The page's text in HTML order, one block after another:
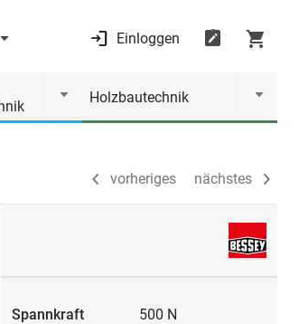
Einloggen
Holzbautechnik
vorheriges nächstes
vorheriges nächstes
Spannkraft 500 N